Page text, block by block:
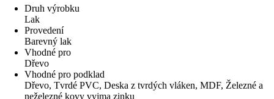
Druh výrobku
Lak
Provedení
Barevný lak
Vhodné pro
Dřevo
Vhodné pro podklad
Dřevo, Tvrdé PVC, Deska z tvrdých vláken, MDF, Železné a
neželezné kovy vyjma zinku